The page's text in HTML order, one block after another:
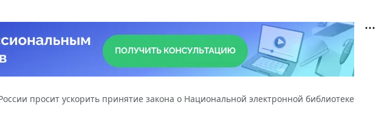
просит ускорить принятие закона о Национальной электронной библиотеке